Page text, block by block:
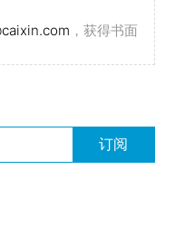
，获得书面
订阅